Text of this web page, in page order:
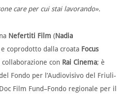
care per cui stai lavorando».
Nefertiti Film (Nadia
e coprodotto dalla croata Focus
collaborazione con Rai Cinema; è
Fondo per l’Audiovisivo del Friuli-
Film Fund–Fondo regionale per il